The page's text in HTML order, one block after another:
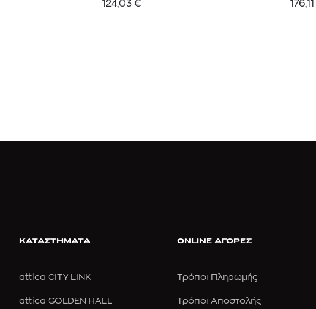
124,03 € 176,11
ΚΑΤΑΣΤΗΜΑΤΑ
attica CITY LINK
attica GOLDEN HALL
ONLINE ΑΓΟΡΕΣ
Τρόποι Πληρωμής
Τρόποι Αποστολής